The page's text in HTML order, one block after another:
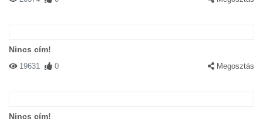
Nincs cím!
19631 0 Megosztás
Nincs cím!